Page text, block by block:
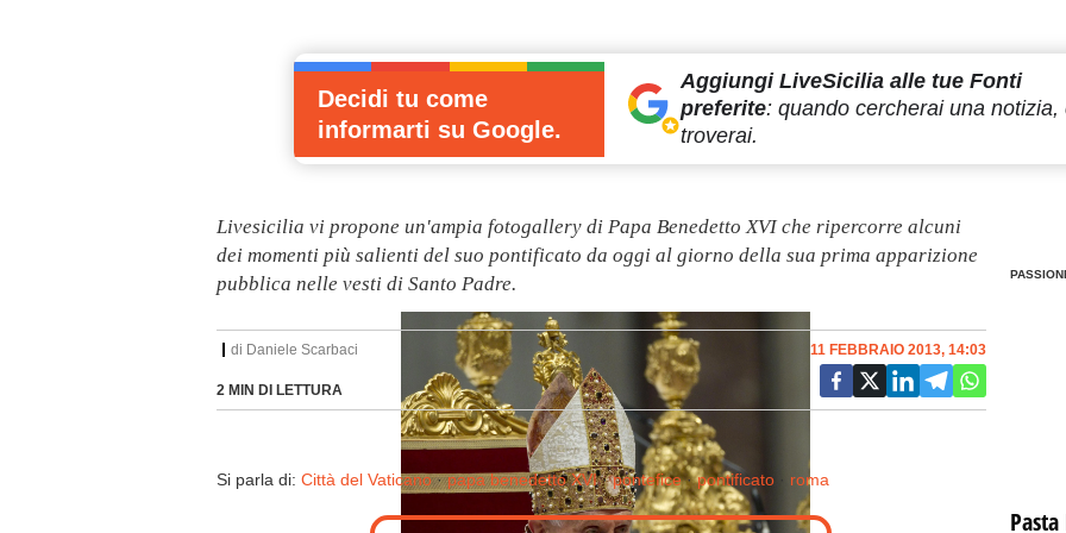
Decidi tu come
informarti su Google.
Aggiungi LiveSiciliaalle tue Fonti
preferite: quando cercheraiuna notizia,
troverai.
Livesicilia vi propone un'ampia fotogallery di Papa Benedetto XVI che ripercorre alcuni
dei momenti più salienti del suo pontificato da oggi al giorno della sua prima apparizione
pubblica nelle vesti di Santo Padre.
di Daniele Scarbaci
2 MIN DI LETTURA
11 FEBBRAIO 2013, 14:03
Si parla di: Città del Vaticano·papa benedetto XVI·pontefice·pontificato roma